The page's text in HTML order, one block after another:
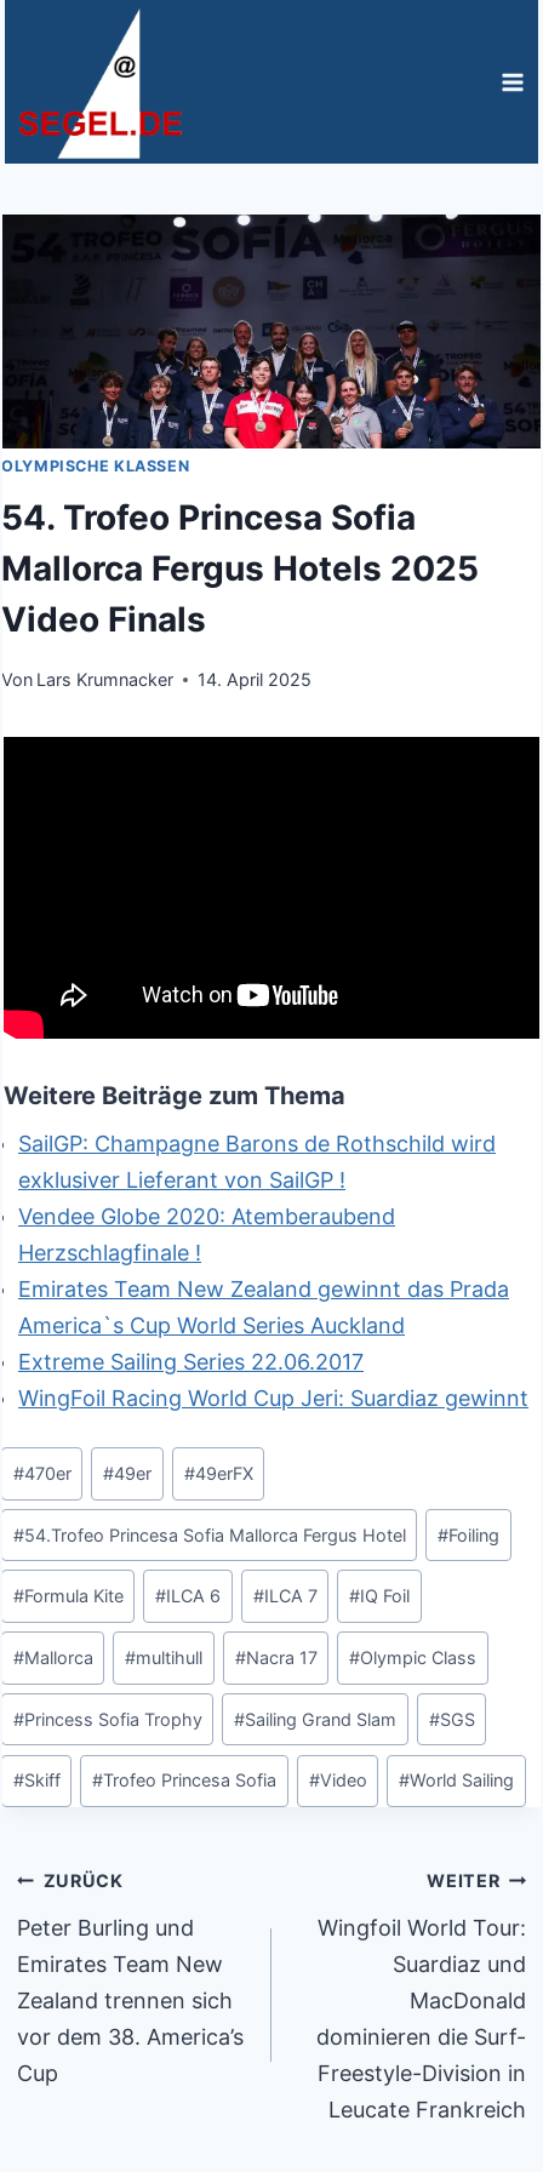
springen
OLYMPISCHE KLASSEN
54. Trofeo Princesa Sofia
Mallorca Fergus Hotels 2025
Video Finals
Von Lars Krumnacker 14. April 2025
Weitere Beiträge zum Thema
SailGP: Champagne Barons de Rothschild wird
exklusiver Lieferant von SailGP !
Vendee Globe 2020: Atemberaubend
Herzschlagfinale !
Emirates Team New Zealand gewinnt das Prada
America`s Cup World Series Auckland
Extreme Sailing Series 22.06.2017
WingFoil Racing World Cup Jeri: Suardiaz gewinnt
Schlagworte:
#470er #49er #49erFX
#54.Trofeo Princesa Sofia Mallorca Fergus Hotel #Foiling
#Formula Kite #ILCA 6 #ILCA 7 #IQ Foil
#Mallorca #multihull #Nacra 17 #Olympic Class
#Princess Sofia Trophy #Sailing Grand Slam #SGS
#Skiff #Trofeo Princesa Sofia #Video #World Sailing
Beitragsnavigation
ZURÜCK
Peter Burling und
Emirates Team New
Zealand trennen sich
vor dem 38. America’s
Cup
WEITER
Wingfoil World Tour:
Suardiaz und
MacDonald
dominieren die Surf-
Freestyle-Division in
Leucate Frankreich